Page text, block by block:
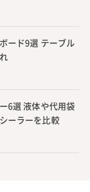
ード9選 テーブル
6選 液体や代用袋
ーラーを比較